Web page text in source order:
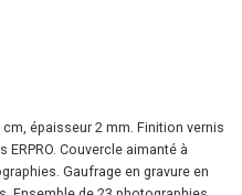
épaisseur 2 mm. Finition vernis
Couvercle aimanté à
Gaufrage en gravure en